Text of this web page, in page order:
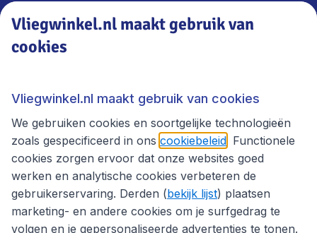
Vliegwinkel.nl
Thema's
Vliegwinkel.nl maakt gebruik van
cookies
Vliegwinkel.nl maakt gebruik van cookies
We gebruiken cookies en soortgelijke technologieën
zoals gespecificeerd in ons cookiebeleid . Functionele
cookies zorgen ervoor dat onze websites goed
werken en analytische cookies verbeteren de
gebruikerservaring. Derden (bekijk lijst) plaatsen
marketing- en andere cookies om je surfgedrag te
volgen en je gepersonaliseerde advertenties te tonen.